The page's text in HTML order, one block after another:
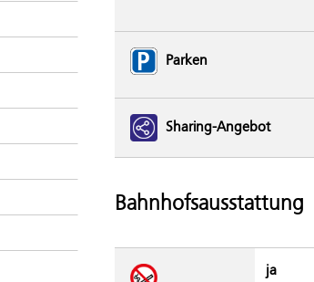
Parken
Sharing-Angebot
Bahnhofsausstattung
ja